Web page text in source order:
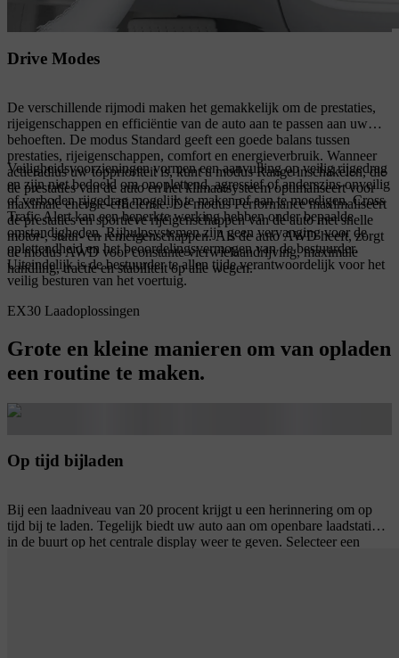
Drive Modes
De verschillende rijmodi maken het gemakkelijk om de prestaties,
rijeigenschappen en efficiëntie van de auto aan te passen aan uw
behoeften. De modus Standard geeft een goede balans tussen
prestaties, rijeigenschappen, comfort en energieverbruik. Wanneer
actieradius uw topprioriteit is, kunt u modus Range inschakelen, die
de prestaties van de auto en het klimaatsysteem optimaliseert voor
maximale energie-efficiëntie. De modus Performance maximaliseert
de prestaties en sportieve rijeigenschappen van de auto met snelle
motor-, stuur- en remeigenschappen. Als de auto AWD heeft, zorgt
de modus AWD voor constante vierwielaandrijving, maximale
handling, tractie en stabiliteit op alle wegen.
Veiligheidsvoorzieningen vormen een aanvulling op veilig rijgedrag
en zijn niet bedoeld om onoplettend, agressief of anderszins onveilig
of verboden rijgedrag mogelijk te maken of aan te moedigen. Cross
Trafic Alert kan een beperkte werking hebben onder bepaalde
omstandigheden. Rijhulpsystemen zijn geen vervanging voor de
oplettendheid en het beoordelingsvermogen van de bestuurder.
Uiteindelijk is de bestuurder te allen tijde verantwoordelijk voor het
veilig besturen van het voertuig.
EX30 Laadoplossingen
Grote en kleine manieren om van opladen
een routine te maken.
Op tijd bijladen
Bij een laadniveau van 20 procent krijgt u een herinnering om op
tijd bij te laden. Tegelijk biedt uw auto aan om openbare laadstations
in de buurt op het centrale display weer te geven. Selecteer een